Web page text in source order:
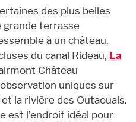
des plus belles
grande terrasse
à un château.
du canal Rideau, La
Château
uniques sur
la rivière des Outaouais.
est l’endroit idéal pour